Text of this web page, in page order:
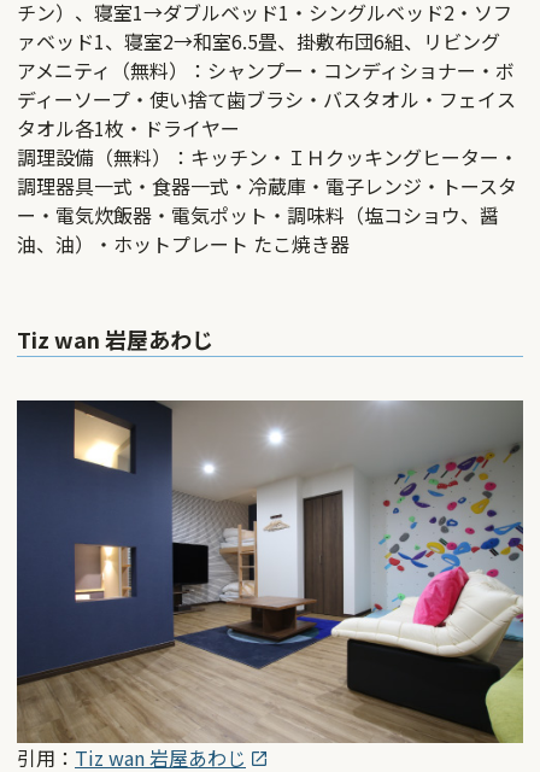
チン）、寝室1→ダブルベッド1・シングルベッド2・ソフ
ァベッド1、寝室2→和室6.5畳、掛敷布団6組、リビング
アメニティ（無料）：シャンプー・コンディショナー・ボ
ディーソープ・使い捨て歯ブラシ・バスタオル・フェイス
タオル各1枚・ドライヤー
調理設備（無料）：キッチン・ＩＨクッキングヒーター・
調理器具一式・食器一式・冷蔵庫・電子レンジ・トースタ
ー・電気炊飯器・電気ポット・調味料（塩コショウ、醤
油、油）・ホットプレート たこ焼き器
Tiz wan 岩屋あわじ
引用： Tiz wan 岩屋あわじ